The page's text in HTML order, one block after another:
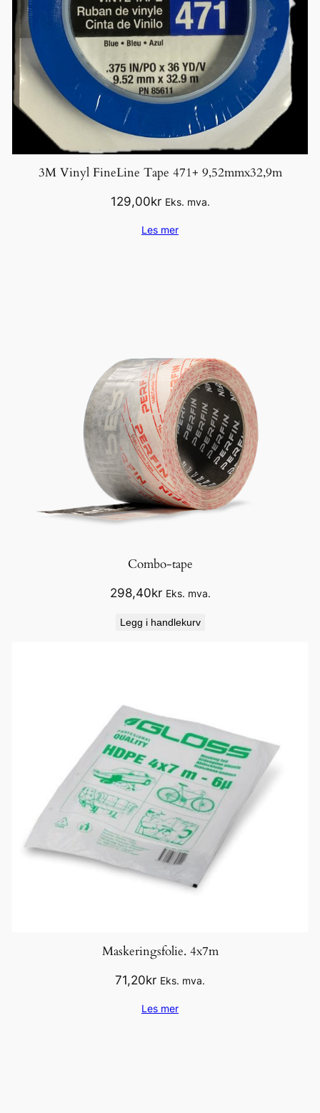
3M Vinyl FineLine Tape 471+ 9,52mmx32,9m
129,00kr Eks. mva.
Les mer
Combo-tape
298,40kr Eks. mva.
Legg i handlekurv
Maskeringsfolie. 4x7m
71,20kr Eks. mva.
Les mer